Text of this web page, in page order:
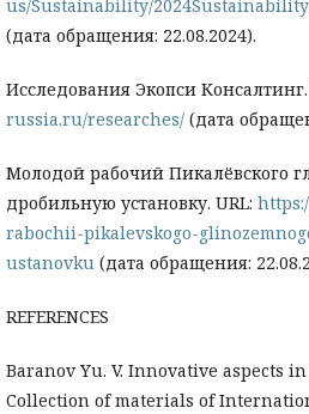
us/Sustainability/
(дата обращения: 22.08.2024).
Исследования Экопси Консалтинг.
russia.ru/researches/ (дата
Молодой рабочий Пикалёвского
дробильную установку. URL:
rabochii-pikalevskogo-
ustanovku (дата обращения:
REFERENCES
Baranov Yu. V. Innovative aspects
Collection of materials of